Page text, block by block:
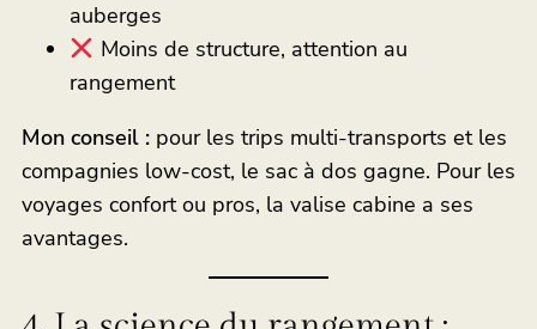
auberges
Moins de structure, attention au
rangement
Mon conseil : pour les trips multi-transports et les
compagnies low-cost, le sac à dos gagne. Pour les
voyages confort ou pros, la valise cabine a ses
avantages.